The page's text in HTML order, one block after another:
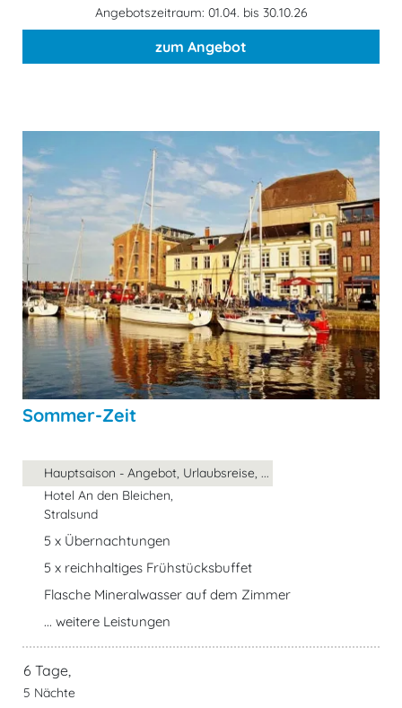
Angebotszeitraum: 01.04. bis 30.10.26
zum Angebot
Sommer-Zeit
Hauptsaison - Angebot, Urlaubsreise, ...
Hotel An den Bleichen,
Stralsund
5 x Übernachtungen
5 x reichhaltiges Frühstücksbuffet
Flasche Mineralwasser auf dem Zimmer
... weitere Leistungen
6 Tage,
5 Nächte